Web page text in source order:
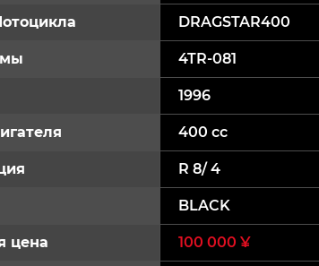
DRAGSTAR400
4TR-081
1996
400 cc
R 8/ 4
BLACK
цена 100 000 ¥